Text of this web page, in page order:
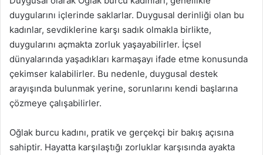
duygularını içlerinde saklarlar. Duygusal derinliği olan bu
kadınlar, sevdiklerine karşı sadık olmakla birlikte,
duygularını açmakta zorluk yaşayabilirler. İçsel
dünyalarında yaşadıkları karmaşayı ifade etme konusunda
çekimser kalabilirler. Bu nedenle, duygusal destek
arayışında bulunmak yerine, sorunlarını kendi başlarına
çözmeye çalışabilirler.
Oğlak burcu kadını, pratik ve gerçekçi bir bakış açısına
sahiptir. Hayatta karşılaştığı zorluklar karşısında ayakta